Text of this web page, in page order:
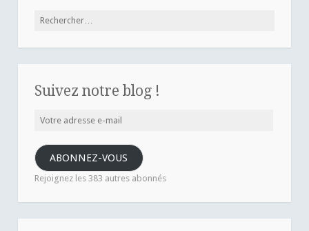
Rechercher :
Suivez notre blog !
Votre
mail ABONNEZ-VOUS
Rejoignez les 383 autres abonnés